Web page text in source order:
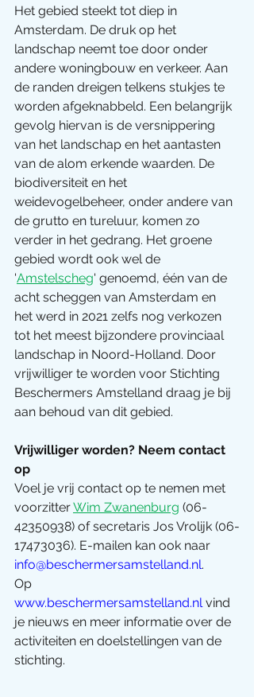
Het gebied steekt tot diep in
Amsterdam. De druk op het
landschap neemt toe door onder
andere woningbouw en verkeer. Aan
de randen dreigen telkens stukjes te
worden afgeknabbeld. Een belangrijk
gevolg hiervan is de versnippering
van het landschap en het aantasten
van de alom erkende waarden. De
biodiversiteit en het
weidevogelbeheer, onder andere van
de grutto en tureluur, komen zo
verder in het gedrang. Het groene
gebied wordt ook wel de
'Amstelscheg' genoemd, één van de
acht scheggen van Amsterdam en
het werd in 2021 zelfs nog verkozen
tot het meest bijzondere provinciaal
landschap in Noord-Holland. Door
vrijwilliger te worden voor Stichting
Beschermers Amstelland draag je bij
aan behoud van dit gebied.
Vrijwilliger worden? Neem contact
op
Voel je vrij contact op te nemen met
voorzitter Wim Zwanenburg (06-
42350938) of secretaris Jos Vrolijk (06-
17473036). E-mailen kan ook naar
info@beschermersamstelland.nl.
Op
www.beschermersamstelland.nl vind
je nieuws en meer informatie over de
activiteiten en doelstellingen van de
stichting.